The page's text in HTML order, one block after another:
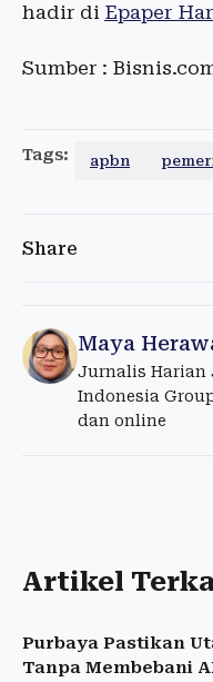
hadir di Epaper
Sumber :
Tags: apbn
Share
Maya
Jurnalis Harian
Indonesia
dan online
Artikel
Purbaya Pastikan
Tanpa Membebani